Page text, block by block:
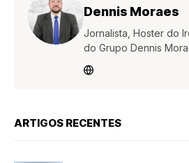
Dennis Moraes
Jornalista, Hoster do
do Grupo Dennis
ARTIGOS RECENTES